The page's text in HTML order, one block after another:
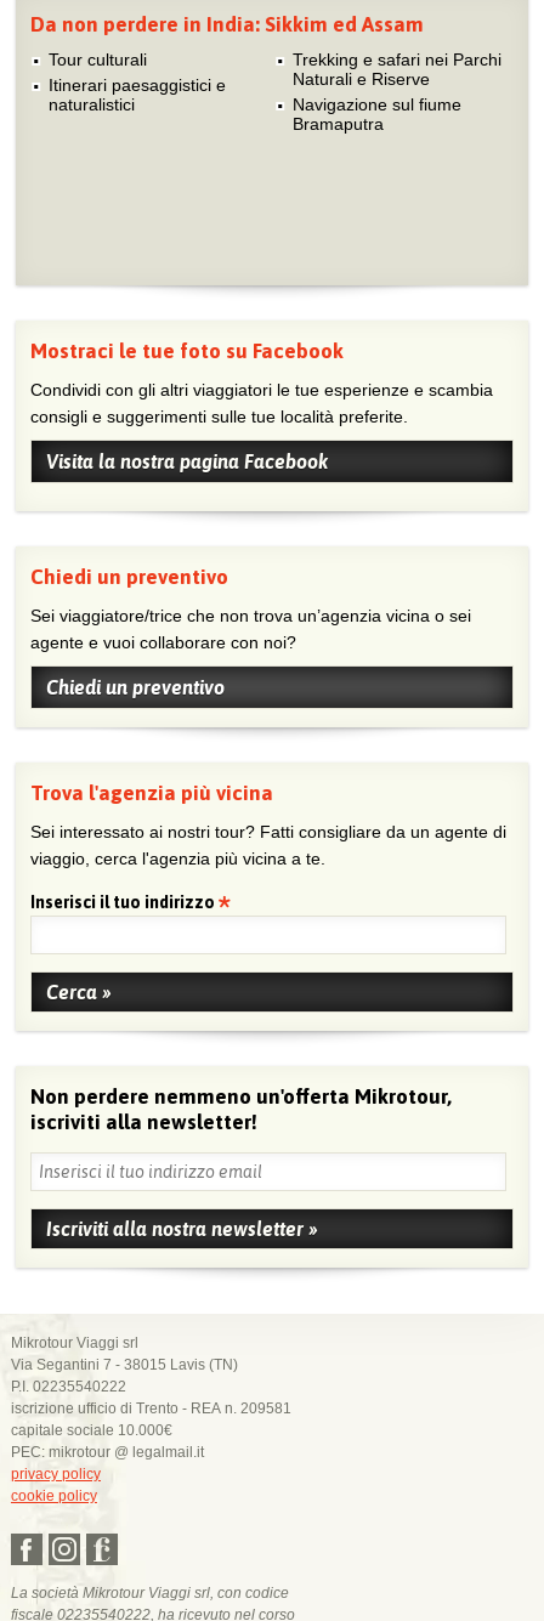
Da non perdere in India: Sikkim ed Assam
Tour culturali
Itinerari paesaggistici e
naturalistici
Trekking e safari nei Parchi
Naturali e Riserve
Navigazione sul fiume
Bramaputra
Mostraci le tue foto su Facebook
Condividi con gli altri viaggiatori le tue esperienze e scambia
consigli e suggerimenti sulle tue località preferite.
Visita la nostra pagina Facebook
Chiedi un preventivo
Sei viaggiatore/trice che non trova un’agenzia vicina o sei
agente e vuoi collaborare con noi?
Chiedi un preventivo
Trova l'agenzia più vicina
Sei interessato ai nostri tour? Fatti consigliare da un agente di
viaggio, cerca l'agenzia più vicina a te.
Inserisci il tuo indirizzo
Non perdere nemmeno un'offerta Mikrotour,
iscriviti alla newsletter!
Mikrotour Viaggi srl
Via Segantini 7 - 38015 Lavis (TN)
P.I. 02235540222
iscrizione ufficio di Trento - REA n. 209581
capitale sociale 10.000€
PEC: mikrotour @ legalmail.it
privacy policy
cookie policy
La società Mikrotour Viaggi srl, con codice
fiscale 02235540222, ha ricevuto nel corso